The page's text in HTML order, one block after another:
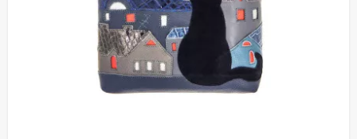
Добавляйте товары
в корзину
Оплачивайте сегодня только